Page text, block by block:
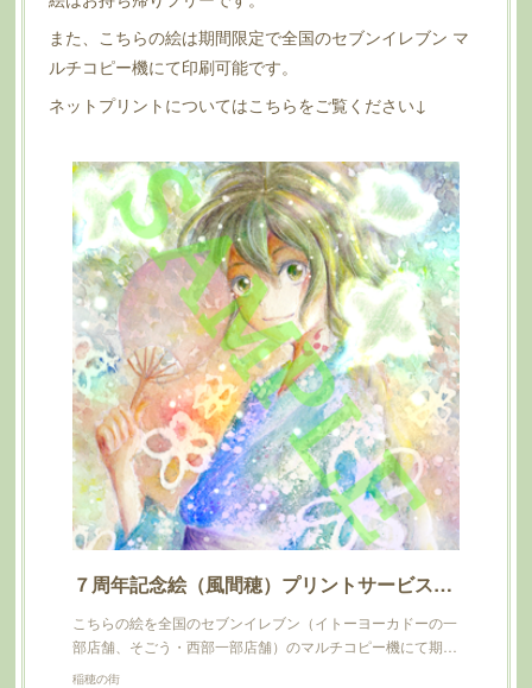
また、こちらの絵は期間限定で全国のセブンイレブン マ
ルチコピー機にて印刷可能です。
ネットプリントについてはこちらをご覧ください↓
７周年記念絵（風間穂）プリントサービスのお知らせ
こちらの絵を全国のセブンイレブン（イトーヨーカドーの一
部店舗、そごう・西部一部店舗）のマルチコピー機にて期…
稲穂の街